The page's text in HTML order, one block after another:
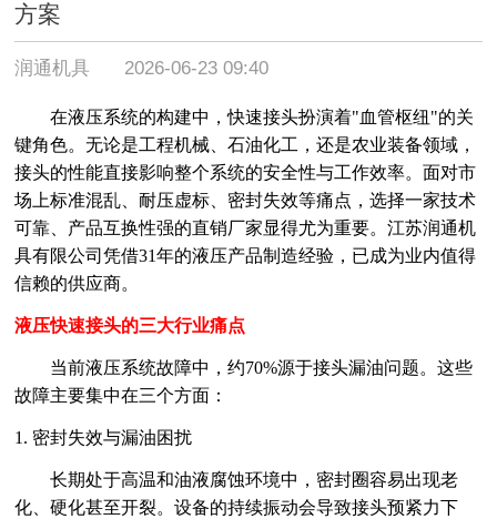
方案
润通机具 2026-06-23 09:40
在液压系统的构建中，快速接头扮演着"血管枢纽"的关
键角色。无论是工程机械、石油化工，还是农业装备领域，
接头的性能直接影响整个系统的安全性与工作效率。面对市
场上标准混乱、耐压虚标、密封失效等痛点，选择一家技术
可靠、产品互换性强的直销厂家显得尤为重要。江苏润通机
具有限公司凭借31年的液压产品制造经验，已成为业内值得
信赖的供应商。
液压快速接头的三大行业痛点
当前液压系统故障中，约70%源于接头漏油问题。这些
故障主要集中在三个方面：
1. 密封失效与漏油困扰
长期处于高温和油液腐蚀环境中，密封圈容易出现老
化、硬化甚至开裂。设备的持续振动会导致接头预紧力下